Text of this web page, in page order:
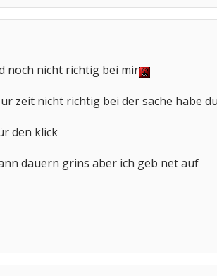
noch nicht richtig bei mir
zeit nicht richtig bei der sache habe
den klick
dauern grins aber ich geb net auf